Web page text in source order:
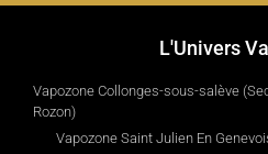
L'Univers
Vapozone Collonges-sous-salève
Rozon)
Vapozone Saint Julien En